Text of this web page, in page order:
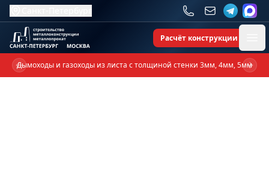
Расчёт конструкции
Дымоходы и газоходы из листа с толщиной стенки 3мм, 4мм, 5мм
Previous slide